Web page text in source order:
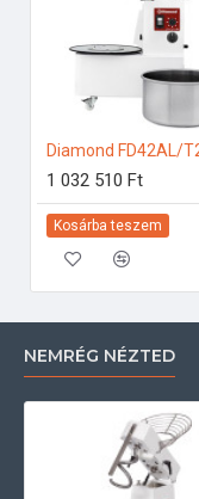
1 032 510 Ft
Kosárba teszem
NEMRÉG NÉZTED